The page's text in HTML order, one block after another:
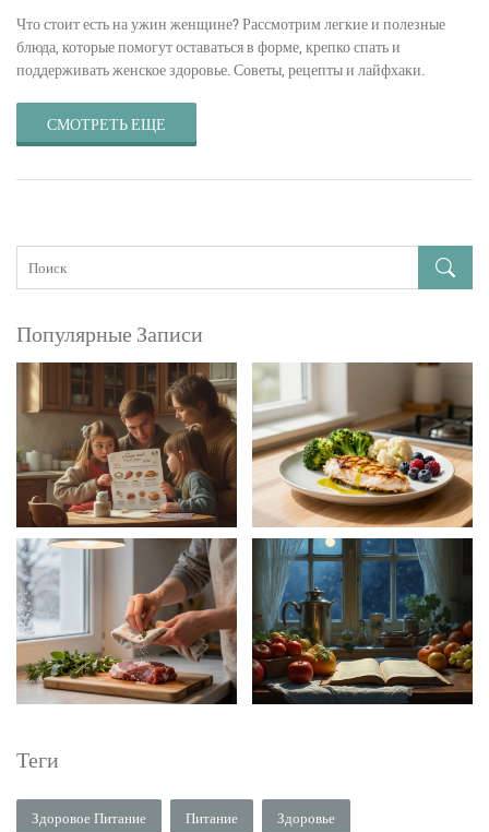
Что стоит есть на ужин женщине? Рассмотрим легкие и полезные
блюда, которые помогут оставаться в форме, крепко спать и
поддерживать женское здоровье. Советы, рецепты и лайфхаки.
СМОТРЕТЬ ЕЩЕ
Популярные Записи
Теги
Здоровое Питание Питание Здоровье